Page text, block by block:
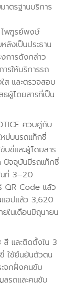
ตรฐานบริการ
พฑูรย์พงษ์
งเป็นประธาน
การดังกล่าว
ารให้บริการรถ
ส และตรวจสอบ
ผู้โดยสารที่เป็น
ควบคู่กับ
ม่บนรถแท็กซี่
บขี่และผู้โดยสาร
ปัจจุบันมีรถแท็กซี่
นที่ 3–20
QR Code แล้ว
แอปแล้ว 3,620
ในเดือนมิถุนายน
และติดตั้งใน 3
ใช้ยืนยันตัวตน
จกฝั่งคนขับ
ลรถและคนขับ